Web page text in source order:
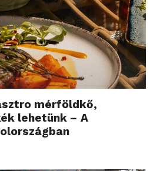
mérföldkő,
lehetünk – A